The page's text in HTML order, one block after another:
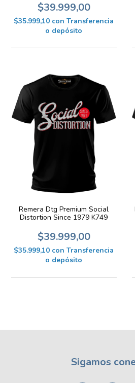
$39.999,00
$35.999,10 con Transferencia
o depósito
Remera Dtg Premium Social
Distortion Since 1979 K749
$39.999,00
$35.999,10 con Transferencia
o depósito
Sigamos